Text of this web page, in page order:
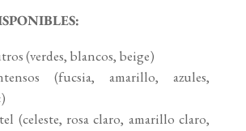
(verdes, blancos, beige)
(fucsia, amarillo, azules,
(celeste, rosa claro, amarillo claro,